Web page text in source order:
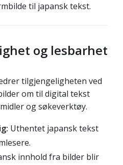
til japansk tekst.
og lesbarhet
tilgjengeligheten ved
om til digital tekst
og søkeverktøy.
Uthentet japansk tekst
innhold fra bilder blir